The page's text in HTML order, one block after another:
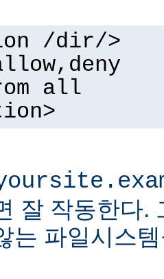
/dir/>
all
잘 작동한다.
는 파일시스